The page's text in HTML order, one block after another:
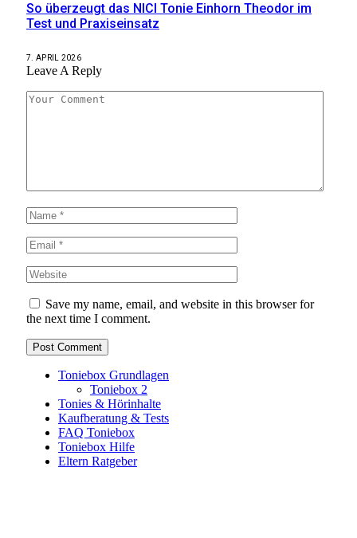
So überzeugt das NICI Tonie Einhorn Theodor im
Test und Praxiseinsatz
7. APRIL 2026
Leave A Reply
Save my name, email, and website in this browser for
the next time I comment.
Toniebox Grundlagen
Toniebox 2
Tonies & Hörinhalte
Kaufberatung & Tests
FAQ Toniebox
Toniebox Hilfe
Eltern Ratgeber